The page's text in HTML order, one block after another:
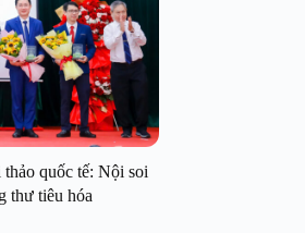
quốc tế: Nội soi
thư tiêu hóa